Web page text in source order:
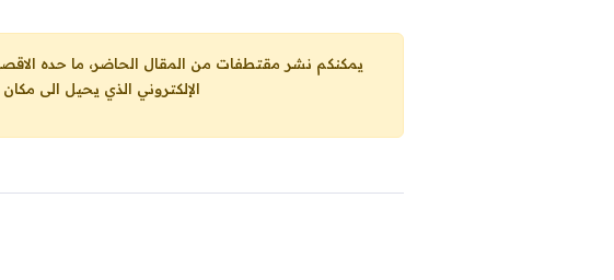
يمكنكم نشر مقتطفات من المقال الحاضر، ما حده الاقصى 25% من مجموع المقال، شرط: ذكر اسم المؤلف والناشر ووضع
الإلكتروني الذي يحيل الى